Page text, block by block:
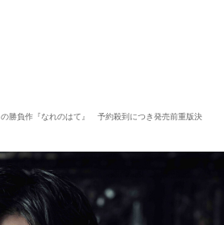
の勝負作『なれのはて』 予約殺到につき発売前重版決